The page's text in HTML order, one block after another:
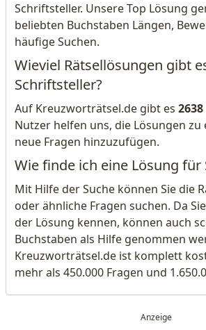
Schriftsteller. Unsere Top Lösung
beliebten Buchstaben Längen,
häufige Suchen.
Wieviel Rätsellösungen gibt
Schriftsteller?
Auf Kreuzworträtsel.de gibt es
Nutzer helfen uns, die Lösungen
neue Fragen hinzuzufügen.
Wie finde ich eine Lösung
Mit Hilfe der Suche können Sie die
oder ähnliche Fragen suchen. Da
der Lösung kennen, können auch
Buchstaben als Hilfe genommen
Kreuzworträtsel.de ist komplett
mehr als 450.000 Fragen und